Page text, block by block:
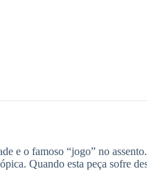
e o famoso “jogo” no
Quando esta peça sofre